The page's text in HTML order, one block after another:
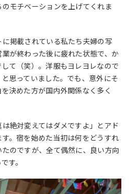
モチベーションを上げてくれま
掲載されている私たち夫婦の写
が終わった後に疲れた状態で、か
て（笑）。洋服もヨレヨレなので
と思っていました。でも、意外にそ
決めた方が国内外関係なく多く
絶対変えてはダメですよ」とアド
。宿を始めた当初は何をどうすれ
のですが、全て偶然に、良い方向
す。